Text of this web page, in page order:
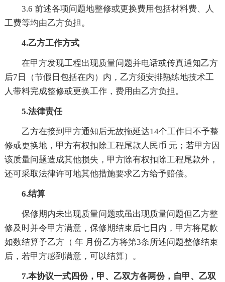
3.6 前述各项问题地整修或更换费用包括材料费、人
工费等均由乙方负担。
4.乙方工作方式
在甲方发现工程出现质量问题并电话或传真通知乙方
后7日（节假日包括在内）内，乙方须安排熟练地技术工
人带料完成整修或更换工作，费用由乙方负担。
5.法律责任
乙方在接到甲方通知后无故拖延达14个工作日不予整
修或更换地，甲方有权扣除工程尾款人民币 元；若甲方因
该质量问题造成其他损失，甲方除有权扣除工程尾款外，
还可采取法律许可地其他措施要求乙方给予赔偿。
6.结算
保修期内未出现质量问题或虽出现质量问题但乙方整
修及时并令甲方满意，保修期结束后七日内，甲方将尾款
如数结算予乙方（ 年 月份乙方将第3条所述问题整修结束
后，若甲方感到满意，可以结算）。
7.本协议一式四份，甲、乙双方各两份，自甲、乙双